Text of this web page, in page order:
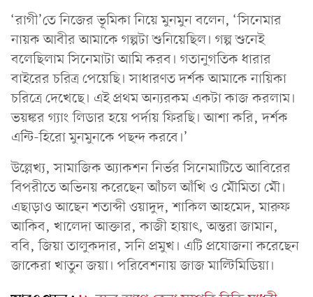
‘রাগী’তে নিজের ভূমিকা নিয়ে মুনমুন বলেন, ‘সিনেমার
নায়ক আবীর আমাকে গল্পটা শুনিয়েছিল। গল্প শুনেই
বলেছিলাম সিনেমাটা আমি করব। গতানুগতিক ধারার
বাইরের চরিত্র পেয়েছি। সাধারণত দর্শক আমাকে নায়িকা
চরিত্রে দেখেছে। এই প্রথম অন্যরকম একটা কাজ করলাম।
ভয়ঙ্কর গ্যাং লিডার হয়ে পর্দায় ফিরছি। আশা করি, দর্শক
এন্টি-হিরো মুনমুনকে পছন্দ করবে।’
উল্লেখ্য, সামাজিক অ্যাকশন নির্ভর সিনেমাটিতে আবিরের
বিপরীতে অভিনয় করেছেন আঁচল আঁখি ও মৌমিতা মৌ।
এছাড়াও আছেন শতাব্দী ওয়াদুদ, শাকিল আহমেদ, মারুফ
আকিব, খালেদা আক্তার, কাজী হায়াৎ, অন্তরা জামান,
ববি, জিয়া তালুকদার, সনি প্রমুখ। এটি প্রযোজনা করেছেন
জাকেরা খাতুন জয়া। পরিবেশনায় জাজ মাল্টিমিডিয়া।